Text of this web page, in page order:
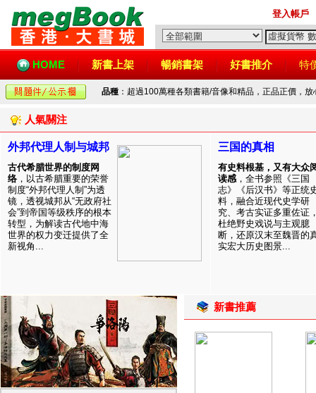
登入帳戶
HOME 新書上架 暢銷書架 好書推介 特
品種 ：超過100萬種各類書籍/音像和精品，正品正價，
人氣關注
外邦代理人制与城邦
古代希腊世界的制度网
络 ，以古希腊重要的荣誉
制度“外邦代理人制”为透
镜，透视城邦从“无政府社
会”到帝国等级秩序的根本
转型，为解读古代地中海
世界的权力变迁提供了全
新视角...
三国的真相
有史料根基，又有大众
读感 ，全书参照《三国
志》《后汉书》等正统
料，融合近现代史学研
究、考古实证多重佐证
杜绝野史戏说与主观臆
断，还原汉末至魏晋的
实宏大历史图景...
新書推薦